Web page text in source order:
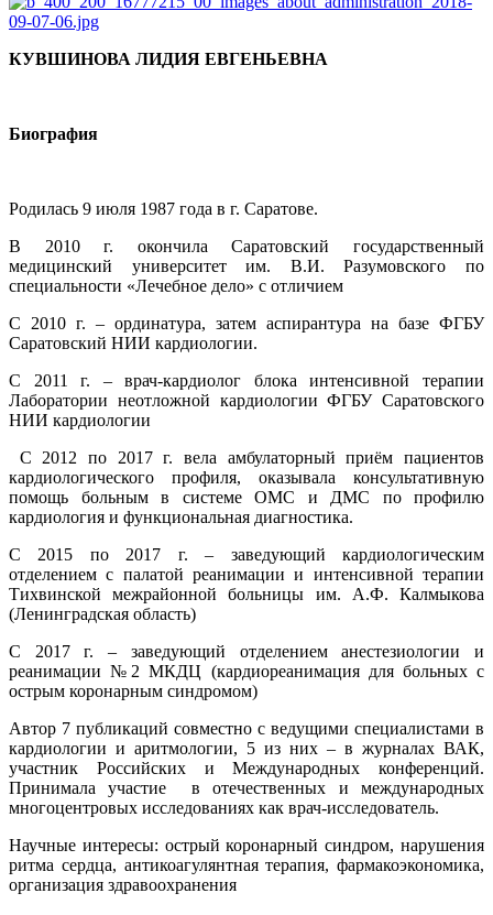
КУВШИНОВА ЛИДИЯ ЕВГЕНЬЕВНА
Биография
Родилась 9 июля 1987 года в г. Саратове.
В 2010 г. окончила Саратовский государственный
медицинский университет им. В.И. Разумовского по
специальности «Лечебное дело» с отличием
С 2010 г. – ординатура, затем аспирантура на базе ФГБУ
Саратовский НИИ кардиологии.
С 2011 г. – врач-кардиолог блока интенсивной терапии
Лаборатории неотложной кардиологии ФГБУ Саратовского
НИИ кардиологии
С 2012 по 2017 г. вела амбулаторный приём пациентов
кардиологического профиля, оказывала консультативную
помощь больным в системе ОМС и ДМС по профилю
кардиология и функциональная диагностика.
С 2015 по 2017 г. – заведующий кардиологическим
отделением с палатой реанимации и интенсивной терапии
Тихвинской межрайонной больницы им. А.Ф. Калмыкова
(Ленинградская область)
С 2017 г. – заведующий отделением анестезиологии и
реанимации №2 МКДЦ (кардиореанимация для больных с
острым коронарным синдромом)
Автор 7 публикаций совместно с ведущими специалистами в
кардиологии и аритмологии, 5 из них – в журналах ВАК,
участник Российских и Международных конференций.
Принимала участие в отечественных и международных
многоцентровых исследованиях как врач-исследователь.
Научные интересы: острый коронарный синдром, нарушения
ритма сердца, антикоагулянтная терапия, фармакоэкономика,
организация здравоохранения